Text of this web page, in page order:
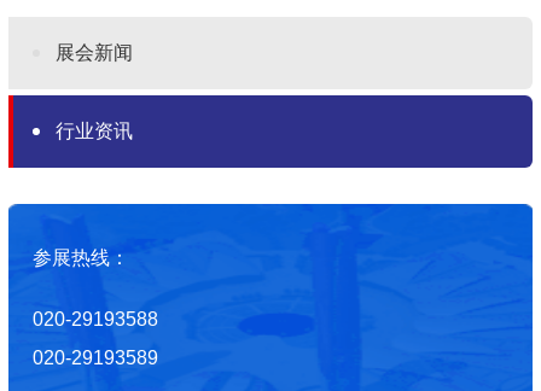
展会新闻
行业资讯
参展热线：
020-29193588
020-29193589